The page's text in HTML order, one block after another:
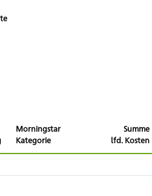
Morningstar
Kategorie
Summe
lfd. Kosten